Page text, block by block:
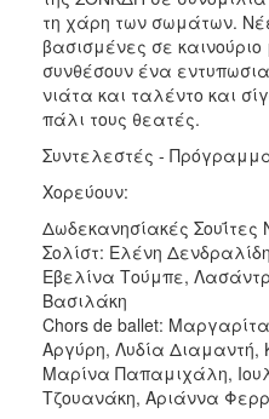
τη χάρη των σωμάτων.
βασισμένες σε
συνθέσουν ένα
νιάτα και ταλέντο και
πάλι τους θεατές.
Συντελεστές -
Χορεύουν:
Δωδεκανησίακές Σουΐτες
Σολίστ: Ελένη
Εβελίνα Τούμπε,
Βασιλάκη
Chors de ballet:
Αργύρη, Λυδία
Μαρίνα Παπαμιχάλη,
Τζουανάκη, Αριάννα